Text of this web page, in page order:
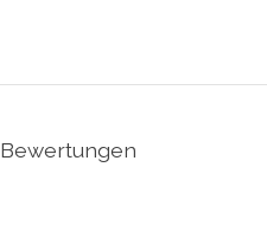
Bewertungen